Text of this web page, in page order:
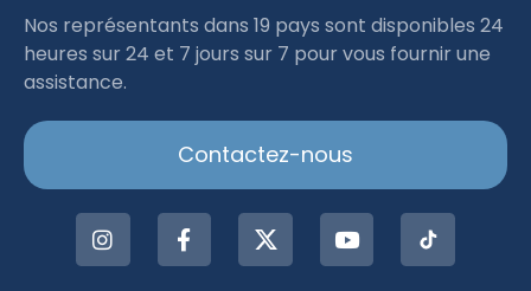
Haartransplantation Istanbul |Dr.Acar aus
Istanbul
Nos représentants dans 19 pays sont disponibles 24
heures sur 24 et 7 jours sur 7 pour vous fournir une
assistance.
Contactez-nous